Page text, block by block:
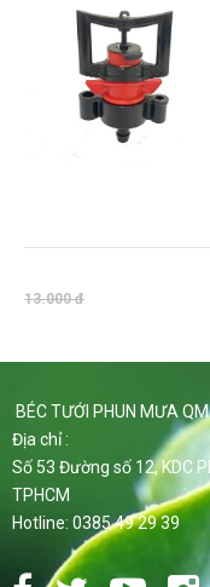
13.000 đ
BÉC TƯỚI PHUN MƯA QM
Địa chỉ :
Số 53 Đường số 12, KDC
TPHCM
Hotline: 0385 49 29 39